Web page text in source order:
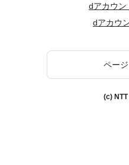
dアカウン
dアカウ
ペー
(c)